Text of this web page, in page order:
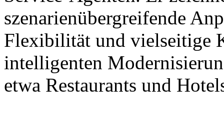
szenarienübergreifende
Flexibilität und vielseitige
intelligenten
etwa Restaurants und